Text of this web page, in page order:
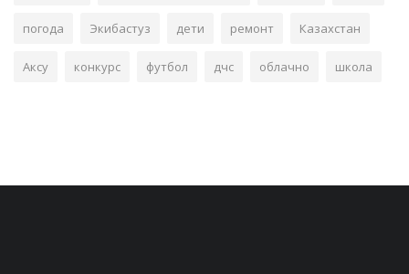
погода Экибастуз дети ремонт Казахстан
Аксу конкурс футбол дчс облачно школа